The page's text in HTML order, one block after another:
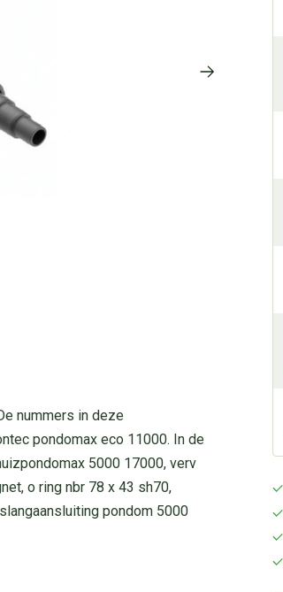
nummers in deze
pondomax eco 11000. In de
5000 17000, verv
o ring nbr 78 x 43 sh70,
pondom 5000